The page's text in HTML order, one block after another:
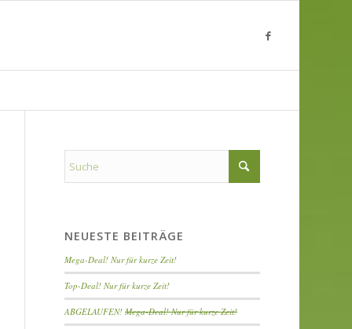
NEUESTE BEITRÄGE
Mega-Deal! Nur für kurze Zeit!
Top-Deal! Nur für kurze Zeit!
ABGELAUFEN!Mega-Deal! Nur für kurze Zeit!